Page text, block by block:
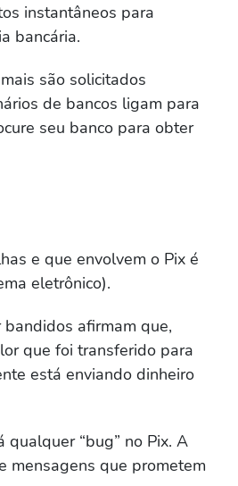
instantâneos para
bancária.
são solicitados
de bancos ligam para
seu banco para obter
e que envolvem o Pix é
eletrônico).
afirmam que,
que foi transferido para
está enviando dinheiro
qualquer “bug” no Pix. A
mensagens que prometem